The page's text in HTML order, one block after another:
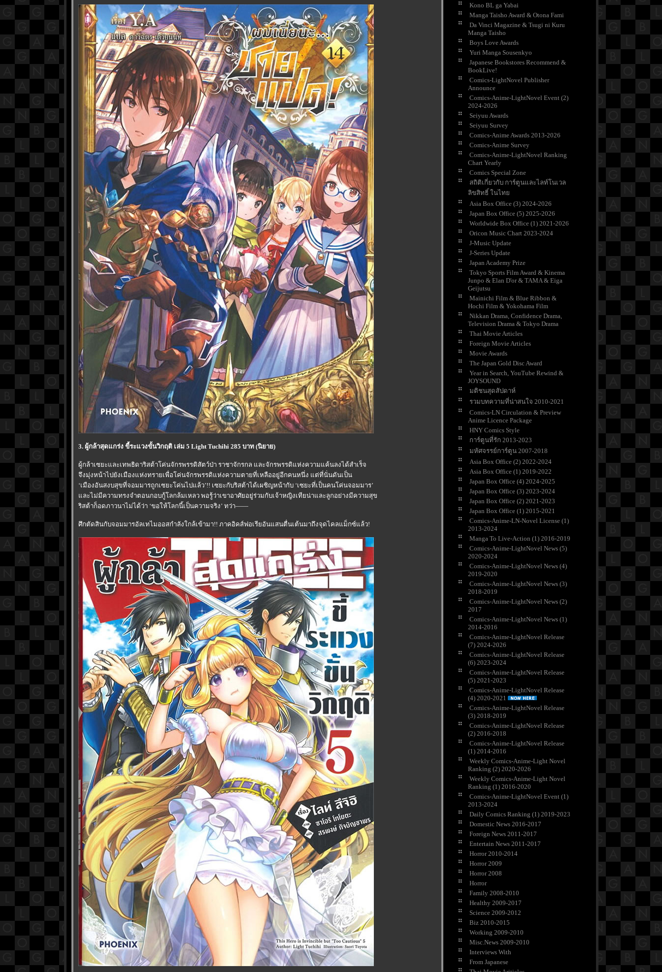
3. ผู้กล้าสุดแกร่ง ขี้ระแวงขั้นวิกฤติ เล่ม 5 Light Tuchihi 285 บาท (นิยาย)
ผู้กล้าเซยะและเทพธิดาริสต้าโค่นจักรพรรดิสัตว์ป่า ราชาจักรกล และจักรพรรดิแห่งความแค้นลงได้สำเร็จ
จึงมุ่งหน้าไปยังเมืองแห่งทรายเพื่อโค่นจักรพรรดิแห่งความตายที่เหลืออยู่อีกคนหนึ่ง แต่ที่นั่นดันเป็น
‘เมืองอันสงบสุขที่จอมมารถูกเซยะโค่นไปแล้ว’!! เซยะกับริสต้าได้เผชิญหน้ากับ ‘เซยะที่เป็นคนโค่นจอมมาร’
ละไม่มีความทรงจำตอนกอบกู้โลกล้มเหลว พอรู้ว่าเขาอาศัยอยู่ร่วมกับเจ้าหญิงเทียน่าและลูกอย่างมีความสุข
ริสต้าก็อดภาวนาไม่ได้ว่า ‘ขอให้โลกนี้เป็นความจริง’ ทว่า——
ศึกตัดสินกับจอมมารอัลเทไมออสกำลังใกล้เข้ามา!! ภาคอิคส์ฟอเรียอันแสนตื่นเต้นมาถึงจุดไคลแม็กซ์แล้ว!
Kono BL ga Yabai
Manga Taisho Award & Otona Fami
Da Vinci Magazine & Tsugi ni Kuru
Manga Taisho
Boys Love Awards
Yuri Manga Sousenkyo
Japanese Bookstores Recommend &
BookLive!
Comics-LightNovel Publisher
Announce
Comics-Anime-LightNovel Event (2)
2024-2026
Seiyuu Awards
Seiyuu Survey
Comics-Anime Awards 2013-2026
Comics-Anime Survey
Comics-Anime-LightNovel Ranking
Chart Yearly
Comics Special Zone
สถิติเกี่ยวกับ การ์ตูนและไลท์โนเวล
ลิขสิทธิ์ ในไท
Asia Box Office (3) 2024-2026
Japan Box Office (5) 2025-2026
Worldwide Box Office (1) 2021-2026
Oricon Music Chart 2023-2024
J-Music Update
J-Series Update
Japan Academy Prize
Tokyo Sports Film Award & Kinema
Junpo & Elan D'or & TAMA & Eiga
Geijutsu
Mainichi Film & Blue Ribbon &
Hochi Film & Yokohama Film
Nikkan Drama, Confidence Drama,
Television Drama & Tokyo Drama
Thai Movie Articles
Foreign Movie Articles
Movie Awards
The Japan Gold Disc Award
Year in Search, YouTube Rewind &
JOYSOUND
มติชนสุดสัปดาห์
รวมบทความที่น่าสนใจ 2010-2021
Comics-LN Circulation & Preview
Anime Licence Package
HNY Comics Style
การ์ตูนที่รัก 2013-2023
มหัศจรรย์การ์ตูน 2007-2018
Asia Box Office (2) 2022-2024
Asia Box Office (1) 2019-2022
Japan Box Office (4) 2024-2025
Japan Box Office (3) 2023-2024
Japan Box Office (2) 2021-2023
Japan Box Office (1) 2015-2021
Comics-Anime-LN-Novel License (1)
2013-2024
Manga To Live-Action (1) 2016-2019
Comics-Anime-LightNovel News (5)
2020-2024
Comics-Anime-LightNovel News (4)
2019-2020
Comics-Anime-LightNovel News (3)
2018-2019
Comics-Anime-LightNovel News (2)
2017
Comics-Anime-LightNovel News (1)
2014-2016
Comics-Anime-LightNovel Release
(7) 2024-2026
Comics-Anime-LightNovel Release
(6) 2023-2024
Comics-Anime-LightNovel Release
(5) 2021-2023
Comics-Anime-LightNovel Release
(4) 2020-2021
Comics-Anime-LightNovel Release
(3) 2018-2019
Comics-Anime-LightNovel Release
(2) 2016-2018
Comics-Anime-LightNovel Release
(1) 2014-2016
Weekly Comics-Anime-Light Novel
Ranking (2) 2020-2026
Weekly Comics-Anime-Light Novel
Ranking (1) 2016-2020
Comics-Anime-LightNovel Event (1)
2013-2024
Daily Comics Ranking (1) 2019-2023
Domestic News 2016-2017
Foreign News 2011-2017
Entertain News 2011-2017
Horror 2010-2014
Horror 2009
Horror 2008
Horror
Family 2008-2010
Healthy 2009-2017
Science 2009-2012
Biz 2010-2015
Working 2009-2010
Misc.News 2009-2010
Interviews With
From Japanese